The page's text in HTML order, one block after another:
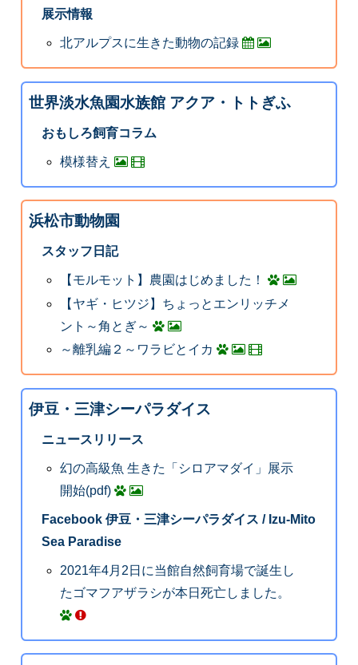
展示情報
北アルプスに生きた動物の記録
世界淡水魚園水族館 アクア・トトぎふ
おもしろ飼育コラム
模様替え
浜松市動物園
スタッフ日記
【モルモット】農園はじめました！
【ヤギ・ヒツジ】ちょっとエンリッチメ
ント～角とぎ～
～離乳編２～ワラビとイカ
伊豆・三津シーパラダイス
ニュースリリース
幻の高級魚 生きた「シロアマダイ」展示
開始(pdf)
Facebook 伊豆・三津シーパラダイス / Izu-Mito
Sea Paradise
2021年4月2日に当館自然飼育場で誕生し
たゴマフアザラシが本日死亡しました。